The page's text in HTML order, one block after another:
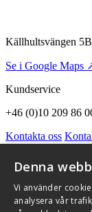
Källhultsvängen
Se i Google Maps
Kundservice
+46 (0)10 209 86
Kontakta oss
Om Flexit
Aktuellt
Qnister
© 2026 Flexit AB.
Denna
Vi använder
analysera vår